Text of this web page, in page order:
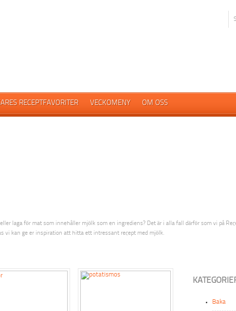
RECEPTFAVORITER VECKOMENY OM OSS
laga för mat som innehåller mjölk som en ingrediens? Det är i alla fall därför som vi på
vi kan ge er inspiration att hitta ett intressant recept med mjölk.
Baka